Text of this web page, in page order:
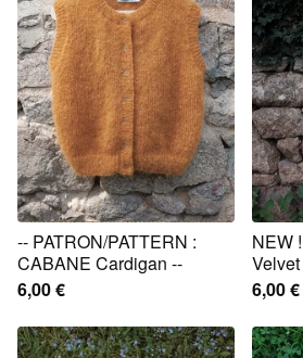
-- PATRON/PATTERN :
CABANE Cardigan --
6,00€
NEW
6,00€